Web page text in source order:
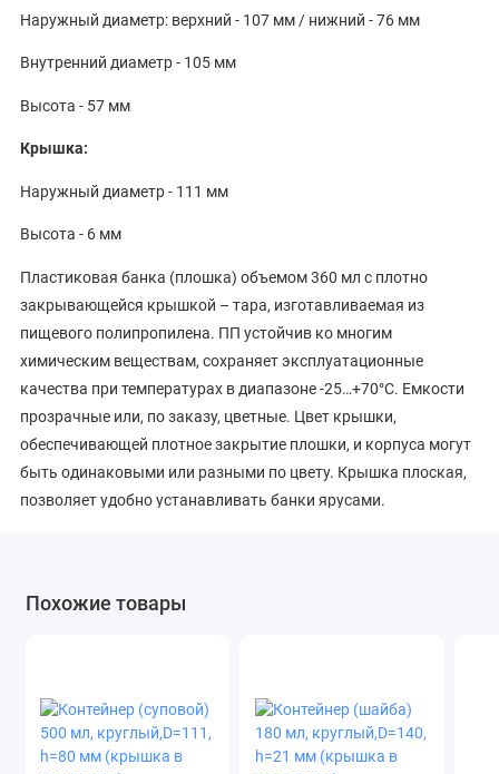
Наружный диаметр: верхний - 107 мм / нижний - 76 мм
Внутренний диаметр - 105 мм
Высота - 57 мм
Крышка:
Наружный диаметр - 111 мм
Высота - 6 мм
Пластиковая банка (плошка) объемом 360 мл с плотно
закрывающейся крышкой – тара, изготавливаемая из
пищевого полипропилена. ПП устойчив ко многим
химическим веществам, сохраняет эксплуатационные
качества при температурах в диапазоне -25…+70°C. Емкости
прозрачные или, по заказу, цветные. Цвет крышки,
обеспечивающей плотное закрытие плошки, и корпуса могут
быть одинаковыми или разными по цвету. Крышка плоская,
позволяет удобно устанавливать банки ярусами.
Похожие товары